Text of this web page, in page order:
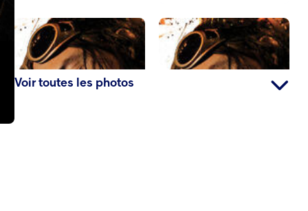
Voir toutes les photos